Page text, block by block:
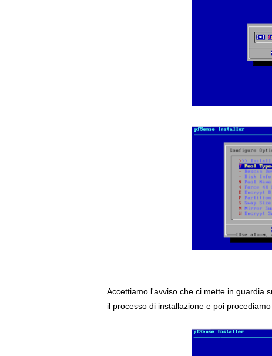
Accettiamo l'avviso che ci mette in guardia
il processo di installazione e poi